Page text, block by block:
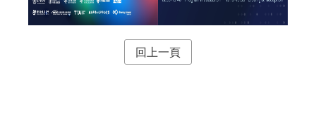
回上一頁